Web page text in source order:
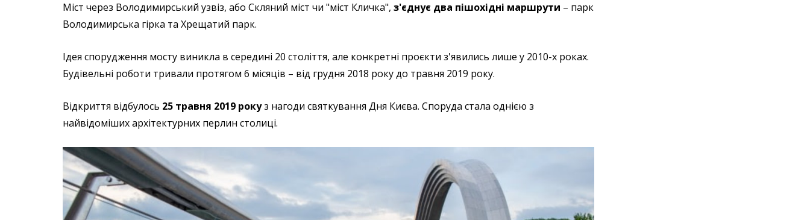
Міст через Володимирський узвіз, або Скляний міст чи "міст Кличка",з'єднує два пішохідні маршрути – парк
Володимирська гірка та Хрещатий парк.
Ідея спорудження мосту виникла в середині 20 століття, але конкретні проєкти з'явились лише у 2010-х роках.
Будівельні роботи тривали протягом 6 місяців – від грудня 2018 року до травня 2019 року.
Відкриття відбулось 25 травня 2019 рокуз нагоди святкування Дня Києва. Споруда стала однією з
найвідоміших архітектурних перлин столиці.